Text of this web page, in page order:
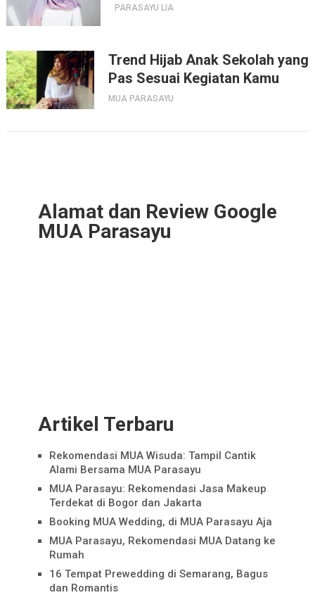
PARASAYU LIA
Trend Hijab Anak Sekolah yang
Pas Sesuai Kegiatan Kamu
MUA PARASAYU
Alamat dan Review Google
MUA Parasayu
Artikel Terbaru
Rekomendasi MUA Wisuda: Tampil Cantik
Alami Bersama MUA Parasayu
MUA Parasayu: Rekomendasi Jasa Makeup
Terdekat di Bogor dan Jakarta
Booking MUA Wedding, di MUA Parasayu Aja
MUA Parasayu, Rekomendasi MUA Datang ke
Rumah
16 Tempat Prewedding di Semarang, Bagus
dan Romantis